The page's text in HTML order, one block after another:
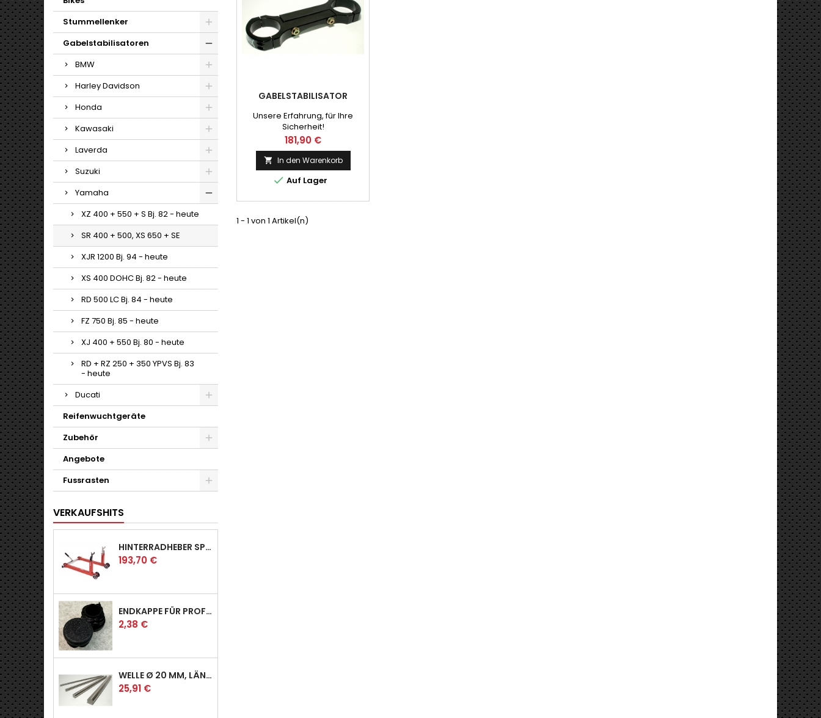
Stummellenker
Gabelstabilisatoren
BMW
Harley Davidson
Honda
Kawasaki
Laverda
Suzuki
Yamaha
XZ 400 + 550 + S Bj. 82 - heute
SR 400 + 500, XS 650 + SE
XJR 1200 Bj. 94 - heute
XS 400 DOHC Bj. 82 - heute
RD 500 LC Bj. 84 - heute
FZ 750 Bj. 85 - heute
XJ 400 + 550 Bj. 80 - heute
RD + RZ 250 + 350 YPVS Bj. 83
- heute
Ducati
Reifenwuchtgeräte
Zubehör
Angebote
Fussrasten
VERKAUFSHITS
HINTERRADHEBER SPORT MIT KLAUEN-AUFNAHMEN
Preis
193,70 €
ENDKAPPE FÜR PROFI & RACER
Preis
2,38 €
WELLE Ø 20 MM, LÄNGE 390 MM
Preis
25,91 €
GABELSTABILISATOR
Unsere Erfahrung, für Ihre
Sicherheit!
Preis
181,90 €
 In den Warenkorb
 Auf Lager
1 - 1 von 1 Artikel(n)